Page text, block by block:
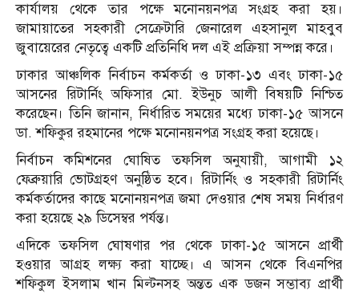
কার্যালয় থেকে তার পক্ষে মনোনয়নপত্র সংগ্রহ করা হয়।
জামায়াতের সহকারী সেক্রেটারি জেনারেল এহসানুল মাহবুব
জুবায়েরের নেতৃত্বে একটি প্রতিনিধি দল এই প্রক্রিয়া সম্পন্ন করে।
ঢাকার আঞ্চলিক নির্বাচন কর্মকর্তা ও ঢাকা-১৩ এবং ঢাকা-১৫
আসনের রিটার্নিং অফিসার মো. ইউনুচ আলী বিষয়টি নিশ্চিত
করেছেন। তিনি জানান, নির্ধারিত সময়ের মধ্যে ঢাকা-১৫ আসনে
ডা. শফিকুর রহমানের পক্ষে মনোনয়নপত্র সংগ্রহ করা হয়েছে।
নির্বাচন কমিশনের ঘোষিত তফসিল অনুযায়ী, আগামী ১২
ফেব্রুয়ারি ভোটগ্রহণ অনুষ্ঠিত হবে। রিটার্নিং ও সহকারী রিটার্নিং
কর্মকর্তাদের কাছে মনোনয়নপত্র জমা দেওয়ার শেষ সময় নির্ধারণ
করা হয়েছে ২৯ ডিসেম্বর পর্যন্ত।
এদিকে তফসিল ঘোষণার পর থেকে ঢাকা-১৫ আসনে প্রার্থী
হওয়ার আগ্রহ লক্ষ্য করা যাচ্ছে। এ আসন থেকে বিএনপির
শফিকুল ইসলাম খান মিল্টনসহ অন্তত এক ডজন সম্ভাব্য প্রার্থী